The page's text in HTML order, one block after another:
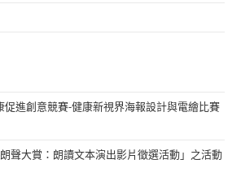
促進創意競賽-健康新視界海報設計與電繪比賽
聲大賞：朗讀文本演出影片徵選活動」之活動